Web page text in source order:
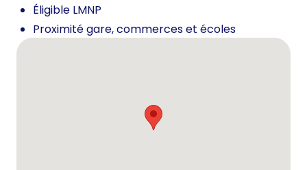
Éligible LMNP
Proximité gare, commerces et écoles